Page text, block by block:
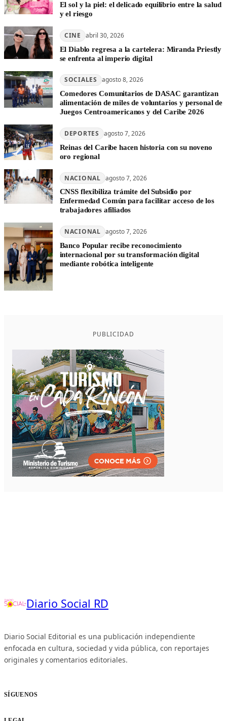
El sol y la piel: el delicado equilibrio entre la salud
y el riesgo
CINE abril 30, 2026
El Diablo regresa a la cartelera: Miranda Priestly
se enfrenta al imperio digital
SOCIALES agosto 8, 2026
Comedores Comunitarios de DASAC garantizan
alimentación de miles de voluntarios y personal de
Juegos Centroamericanos y del Caribe 2026
DEPORTES agosto 7, 2026
Reinas del Caribe hacen historia con su noveno
oro regional
NACIONAL agosto 7, 2026
CNSS flexibiliza trámite del Subsidio por
Enfermedad Común para facilitar acceso de los
trabajadores afiliados
NACIONAL agosto 7, 2026
Banco Popular recibe reconocimiento
internacional por su transformación digital
mediante robótica inteligente
PUBLICIDAD
Diario Social RD
Diario Social Editorial es una publicación independiente
enfocada en cultura, sociedad y vida pública, con reportajes
originales y comentarios editoriales.
SÍGUENOS